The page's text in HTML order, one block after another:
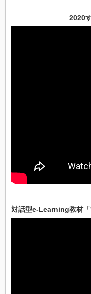
2020
対話型e-Learning教材